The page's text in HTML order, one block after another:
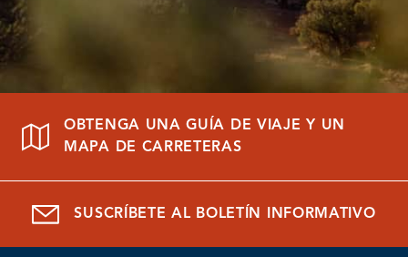
OBTENGA UNA GUÍA DE VIAJE Y UN
MAPA DE CARRETERAS
SUSCRÍBETE AL BOLETÍN INFORMATIVO